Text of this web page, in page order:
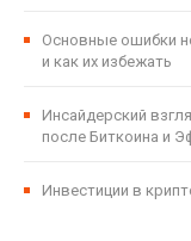
Основные ошибки
и как их избежать
Инсайдерский
после Биткоина и
Инвестиции в